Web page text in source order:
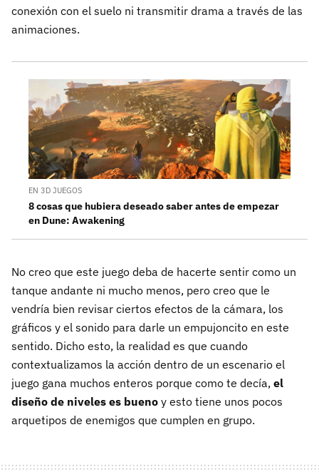
conexión con el suelo ni transmitir drama a través de las
animaciones.
EN 3D JUEGOS
8 cosas que hubiera deseado saber antes de empezar
en Dune: Awakening
No creo que este juego deba de hacerte sentir como un
tanque andante ni mucho menos, pero creo que le
vendría bien revisar ciertos efectos de la cámara, los
gráficos y el sonido para darle un empujoncito en este
sentido. Dicho esto, la realidad es que cuando
contextualizamos la acción dentro de un escenario el
juego gana muchos enteros porque como te decía, el
diseño de niveles es bueno y esto tiene unos pocos
arquetipos de enemigos que cumplen en grupo.